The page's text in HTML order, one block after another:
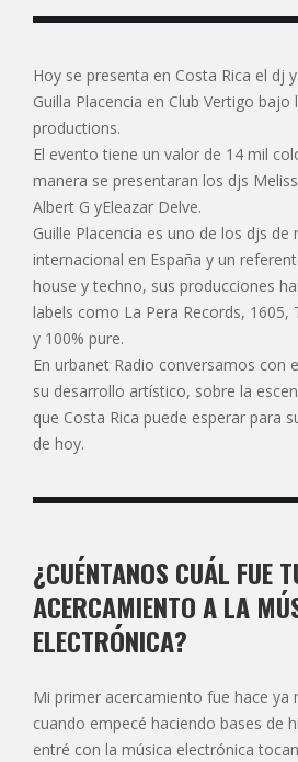
Hoy se presenta en Costa Rica el dj
Guilla Placencia en Club Vertigo
productions.
El evento tiene un valor de 14 mil
manera se presentaran los djs
Albert G yEleazar Delve.
Guille Placencia es uno de los djs
internacional en España y un
house y techno, sus producciones
labels como La Pera Records,
y 100% pure.
En urbanet Radio conversamos con
su desarrollo artístico, sobre la
que Costa Rica puede esperar para
de hoy.
¿CUÉNTANOS CUÁL FUE
ACERCAMIENTO A LA
ELECTRÓNICA?
Mi primer acercamiento fue hace ya
cuando empecé haciendo bases de
entré con la música electrónica